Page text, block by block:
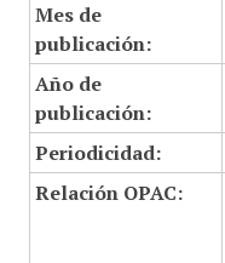
Mes de
publicación:
Año de
publicación:
Periodicidad:
Relación OPAC: